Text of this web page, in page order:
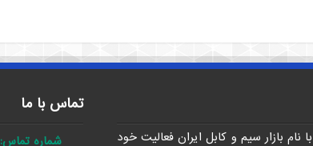
نام بازار سیم و کابل ایران فعالیت خود
تماس با ما
شماره تماس: